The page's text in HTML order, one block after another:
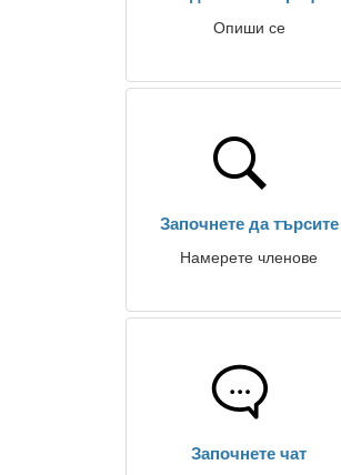
Опиши се
Започнете да търсите
Намерете членове
Започнете чат